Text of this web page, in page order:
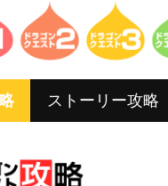
ストーリー攻略